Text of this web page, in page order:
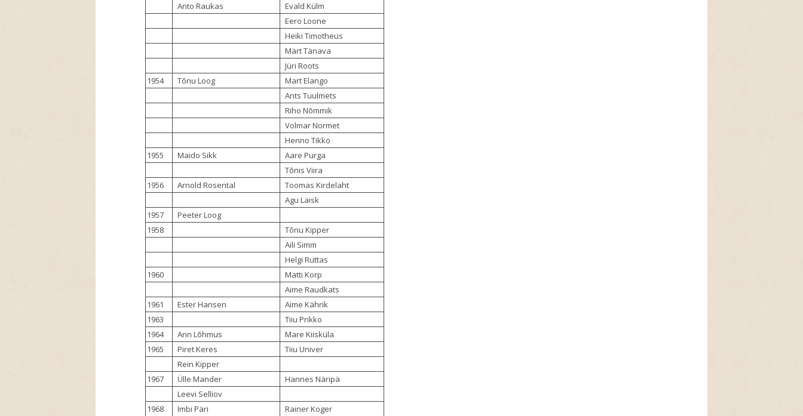
Anto Raukas
Evald Külm
Eero Loone
Heiki Timotheus
Märt Tänava
Jüri Roots
1954
Tõnu Loog
Mart Elango
Ants Tuulmets
Riho Nõmmik
Volmar Normet
Henno Tikko
1955
Maido Sikk
Aare Purga
Tõnis Viira
1956
Arnold Rosental
Toomas Kirdelaht
Agu Laisk
1957
Peeter Loog
1958
Tõnu Kipper
Aili Simm
Helgi Ruttas
1960
Matti Korp
Aime Raudkats
1961
Ester Hansen
Aime Kährik
1963
Tiiu Prikko
1964
Ann Lõhmus
Mare Kiisküla
1965
Piret Keres
Tiiu Univer
Rein Kipper
1967
Ülle Mander
Hannes Näripä
Leevi Selliov
1968
Imbi Päri
Rainer Koger